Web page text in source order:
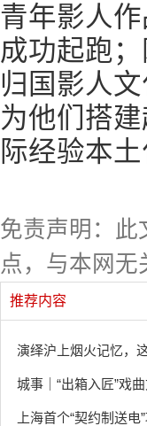
青年影人
成功起跑
归国影人
为他们搭
际经验本土
免责声明：此
点，与本网
推荐内容
演绎沪上烟火记忆，
城事｜“出箱入匠”戏
上海首个“契约制送